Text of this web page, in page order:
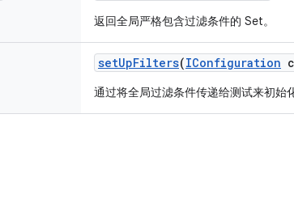
返回全局严格包含过滤条件的 Set。
setUpFilters(IConfiguration
通过将全局过滤条件传递给测试来初始